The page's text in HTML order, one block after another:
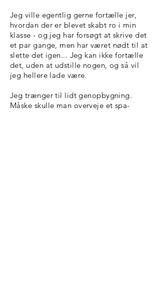
Jeg ville egentlig gerne fortælle jer,
hvordan der er blevet skabt ro i min
klasse - og jeg har forsøgt at skrive det
et par gange, men har været nødt til at
slette det igen... Jeg kan ikke fortælle
det, uden at udstille nogen, og så vil
jeg hellere lade være.
Jeg trænger til lidt genopbygning.
Måske skulle man overveje et spa-